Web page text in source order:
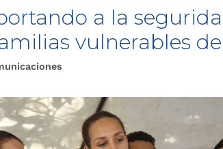
a la
vulnerables